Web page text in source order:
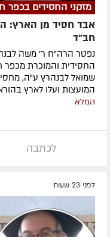
מזקני החסידים בכפר
אבד חסיד מן הארץ:
חב"ד
נפטר הרה"ח ר' משה
החסידית והמוכרת
שמואל לבנהרץ ע"ה,
המועצות ועלו לארץ
המלא
לכתבה
לפני 23 שעות